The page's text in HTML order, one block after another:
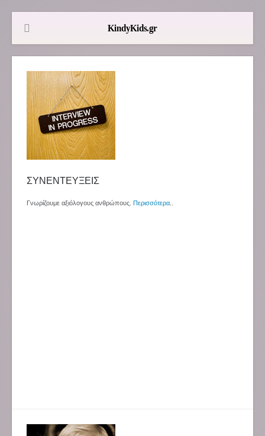
ΣΥΝΕΝΤΕΥΞΕΙΣ
Γνωρίζουμε αξιόλογους ανθρώπους. Περισσότερα